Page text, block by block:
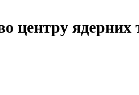
центру ядерних